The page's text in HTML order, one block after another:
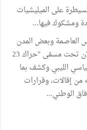
على الميليشيات
ومشكوك فيها...
العاصمة وبعض المدن
الأخرى في غرب ليبيا مباشرة بعد الإعلان تحت مسمّى "حراك 23
الليبي وكشف بما
إقالات، وقرارات
الوطني...